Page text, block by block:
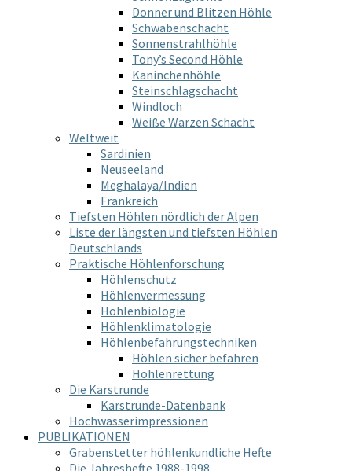
Donner und Blitzen Höhle
Schwabenschacht
Sonnenstrahlhöhle
Tony’s Second Höhle
Kaninchenhöhle
Steinschlagschacht
Windloch
Weiße Warzen Schacht
Weltweit
Sardinien
Neuseeland
Meghalaya/Indien
Frankreich
Tiefsten Höhlen nördlich der Alpen
Liste der längsten und tiefsten Höhlen
Deutschlands
Praktische Höhlenforschung
Höhlenschutz
Höhlenvermessung
Höhlenbiologie
Höhlenklimatologie
Höhlenbefahrungstechniken
Höhlen sicher befahren
Höhlenrettung
Die Karstrunde
Karstrunde-Datenbank
Hochwasserimpressionen
PUBLIKATIONEN
Grabenstetter höhlenkundliche Hefte
Die Jahreshefte 1988-1998